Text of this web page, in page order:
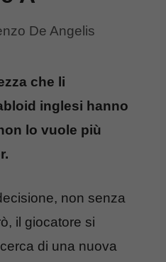
De Angelis
che li
inglesi hanno
lo vuole più
non senza
il giocatore si
di una nuova